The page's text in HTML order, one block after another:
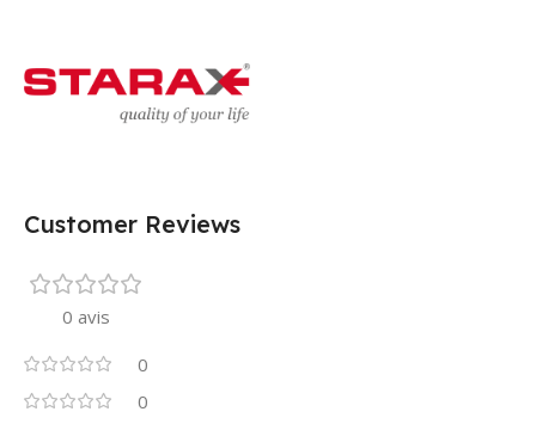
Customer Reviews
0 avis
0
0